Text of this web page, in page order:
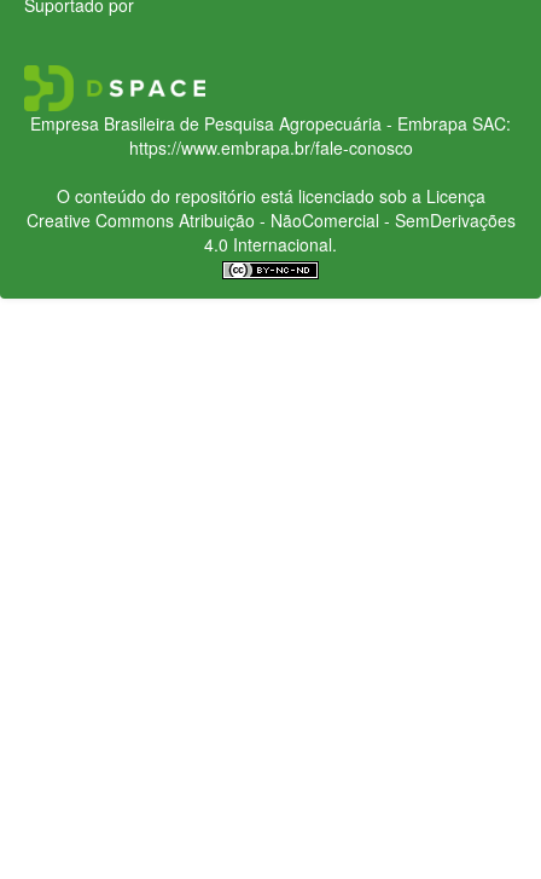
Empresa Brasileira de Pesquisa Agropecuária - Embrapa SAC:
https://www.embrapa.br/fale-conosco
O conteúdo do repositório está licenciado sob a Licença
Creative CommonsAtribuição - NãoComercial - SemDerivações
4.0 Internacional.